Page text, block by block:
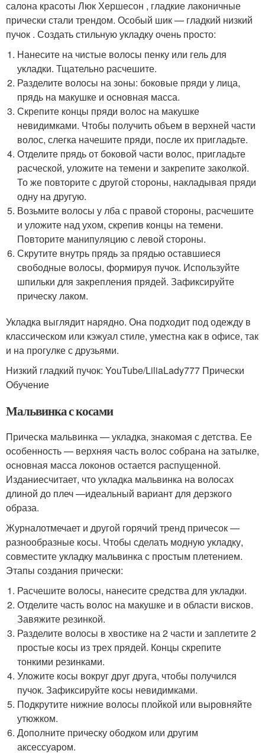
салона красоты Люк Хершесон , гладкие лаконичные
прически стали трендом. Особый шик — гладкий низкий
пучок . Создать стильную укладку очень просто:
Нанесите на чистые волосы пенку или гель для
укладки. Тщательно расчешите.
Разделите волосы на зоны: боковые пряди у лица,
прядь на макушке и основная масса.
Скрепите концы пряди волос на макушке
невидимками. Чтобы получить объем в верхней части
волос, слегка начешите пряди, после их пригладьте.
Отделите прядь от боковой части волос, пригладьте
расческой, уложите на темени и закрепите заколкой.
То же повторите с другой стороны, накладывая пряди
одну на другую.
Возьмите волосы у лба с правой стороны, расчешите
и уложите над ухом, скрепив концы на темени.
Повторите манипуляцию с левой стороны.
Скрутите внутрь прядь за прядью оставшиеся
свободные волосы, формируя пучок. Используйте
шпильки для закрепления прядей. Зафиксируйте
прическу лаком.
Укладка выглядит нарядно. Она подходит под одежду в
классическом или кэжуал стиле, уместна как в офисе, так
и на прогулке с друзьями.
Низкий гладкий пучок: YouTube/LiliaLady777 Прически
Обучение
Мальвинка с косами
Прическа мальвинка — укладка, знакомая с детства. Ее
особенность — верхняя часть волос собрана на затылке,
основная масса локонов остается распущенной.
Изданиесчитает, что укладка мальвинка на волосах
длиной до плеч —идеальный вариант для дерзкого
образа.
Журналотмечает и другой горячий тренд причесок —
разнообразные косы. Чтобы сделать модную укладку,
совместите укладку мальвинка с простым плетением.
Этапы создания прически:
Расчешите волосы, нанесите средства для укладки.
Отделите часть волос на макушке и в области висков.
Завяжите резинкой.
Разделите волосы в хвостике на 2 части и заплетите 2
простые косы из трех прядей. Концы скрепите
тонкими резинками.
Уложите косы вокруг друг друга, чтобы получился
пучок. Зафиксируйте косы невидимками.
Подкрутите нижние волосы плойкой или выровняйте
утюжком.
Дополните прическу ободком или другим
аксессуаром.